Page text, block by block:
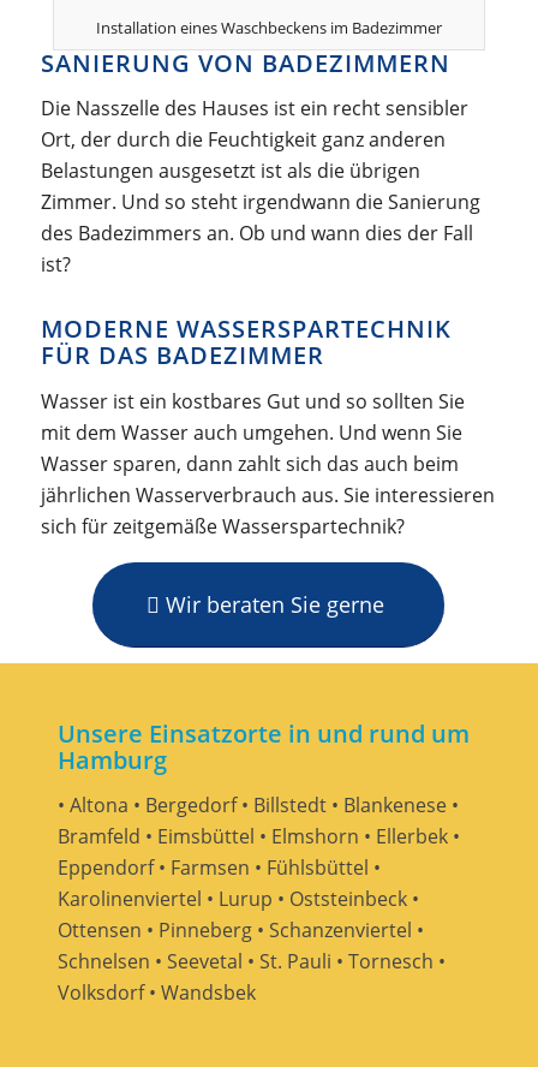
Installation eines Waschbeckens im Badezimmer
SANIERUNG VON BADEZIMMERN
Die Nasszelle des Hauses ist ein recht sensibler
Ort, der durch die Feuchtigkeit ganz anderen
Belastungen ausgesetzt ist als die übrigen
Zimmer. Und so steht irgendwann die Sanierung
des Badezimmers an. Ob und wann dies der Fall
ist?
MODERNE WASSERSPARTECHNIK
FÜR DAS BADEZIMMER
Wasser ist ein kostbares Gut und so sollten Sie
mit dem Wasser auch umgehen. Und wenn Sie
Wasser sparen, dann zahlt sich das auch beim
jährlichen Wasserverbrauch aus. Sie interessieren
sich für zeitgemäße Wasserspartechnik?
Wir beraten Sie gerne
Unsere Einsatzorte in und rund um
Hamburg
• Altona • Bergedorf • Billstedt • Blankenese •
Bramfeld • Eimsbüttel • Elmshorn • Ellerbek •
Eppendorf • Farmsen • Fühlsbüttel •
Karolinenviertel • Lurup • Oststeinbeck •
Ottensen • Pinneberg • Schanzenviertel •
Schnelsen • Seevetal • St. Pauli • Tornesch •
Volksdorf • Wandsbek